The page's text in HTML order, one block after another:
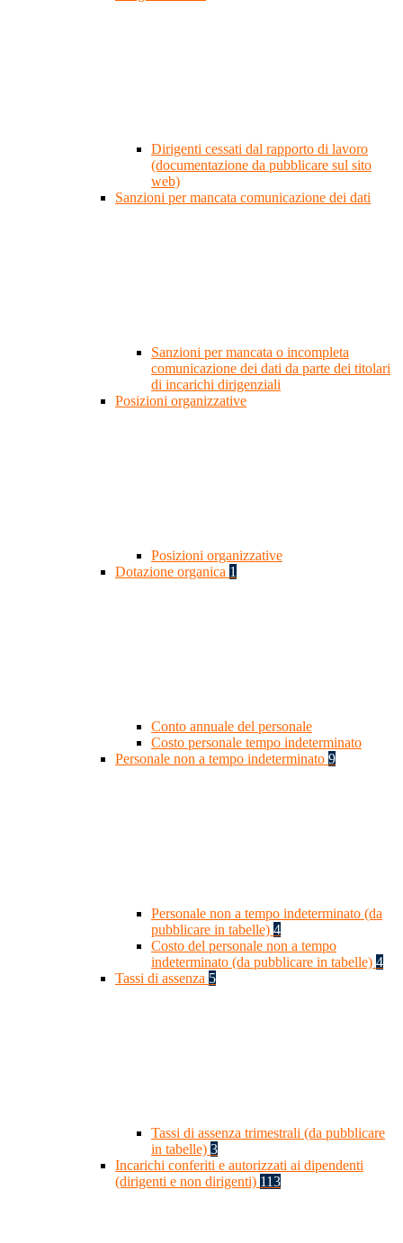
Dirigenti cessati dal rapporto di lavoro
(documentazione da pubblicare sul sito
web)
Sanzioni per mancata comunicazione dei dati
Sanzioni per mancata o incompleta
comunicazione dei dati da parte dei titolari
di incarichi dirigenziali
Posizioni organizzative
Posizioni organizzative
Dotazione organica 1
Conto annuale del personale
Costo personale tempo indeterminato
Personale non a tempo indeterminato 9
Personale non a tempo indeterminato (da
pubblicare in tabelle) 4
Costo del personale non a tempo
indeterminato (da pubblicare in tabelle) 4
Tassi di assenza 5
Tassi di assenza trimestrali (da pubblicare
in tabelle) 3
Incarichi conferiti e autorizzati ai dipendenti
(dirigenti e non dirigenti) 113